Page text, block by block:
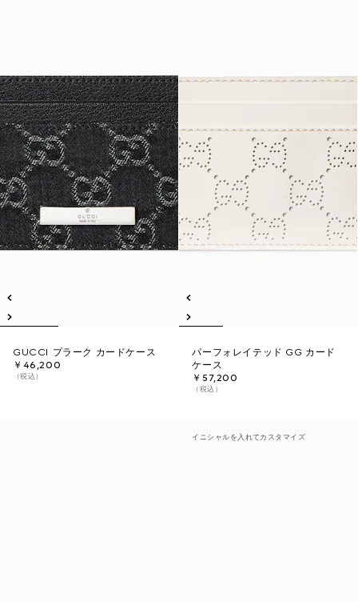
GUCCI プラーク カードケース
￥46,200
（税込）
パーフォレイテッド GG カード
ケース
￥57,200
（税込）
イニシャルを入れてカスタマイズ